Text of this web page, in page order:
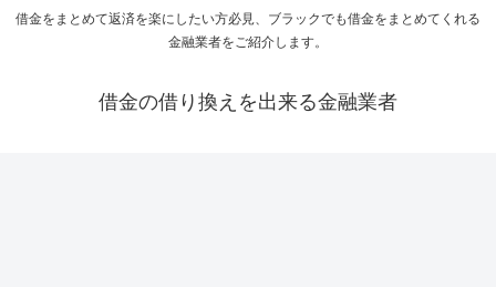
借金をまとめて返済を楽にしたい方必見、ブラックでも借金をまとめてくれる
金融業者をご紹介します。
借金の借り換えを出来る金融業者